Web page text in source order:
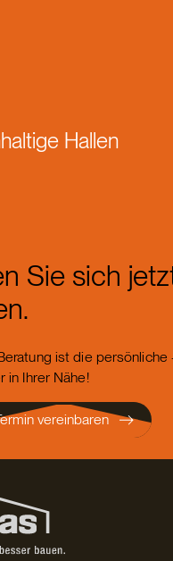
Hallen
Sie sich
ist die persönliche
in Ihrer Nähe!
vereinbaren